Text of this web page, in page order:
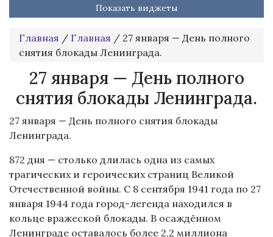
Показать виджеты
Главная / Главная / 27 января — День полного
снятия блокады Ленинграда.
27 января — День полного
снятия блокады Ленинграда.
27 января — День полного снятия блокады
Ленинграда.
872 дня — столько длилась одна из самых
трагических и героических страниц Великой
Отечественной войны. С 8 сентября 1941 года по 27
января 1944 года город-легенда находился в
кольце вражеской блокады. В осаждённом
Ленинграде оставалось более 2,2 миллиона